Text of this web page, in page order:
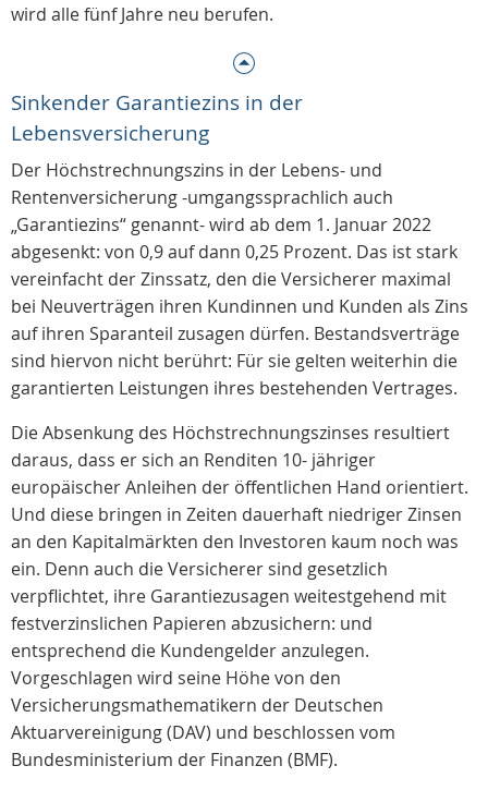
wird alle fünf Jahre neu berufen.
Sinkender Garantiezins in der
Lebensversicherung
Der Höchstrechnungszins in der Lebens- und
Rentenversicherung -umgangssprachlich auch
„Garantiezins“ genannt- wird ab dem 1. Januar 2022
abgesenkt: von 0,9 auf dann 0,25 Prozent. Das ist stark
vereinfacht der Zinssatz, den die Versicherer maximal
bei Neuverträgen ihren Kundinnen und Kunden als Zins
auf ihren Sparanteil zusagen dürfen. Bestandsverträge
sind hiervon nicht berührt: Für sie gelten weiterhin die
garantierten Leistungen ihres bestehenden Vertrages.
Die Absenkung des Höchstrechnungszinses resultiert
daraus, dass er sich an Renditen 10- jähriger
europäischer Anleihen der öffentlichen Hand orientiert.
Und diese bringen in Zeiten dauerhaft niedriger Zinsen
an den Kapitalmärkten den Investoren kaum noch was
ein. Denn auch die Versicherer sind gesetzlich
verpflichtet, ihre Garantiezusagen weitestgehend mit
festverzinslichen Papieren abzusichern: und
entsprechend die Kundengelder anzulegen.
Vorgeschlagen wird seine Höhe von den
Versicherungsmathematikern der Deutschen
Aktuarvereinigung (DAV) und beschlossen vom
Bundesministerium der Finanzen (BMF).